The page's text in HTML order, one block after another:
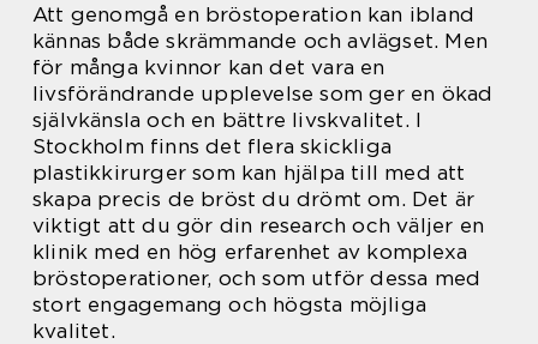
Att genomgå en bröstoperation kan ibland
kännas både skrämmande och avlägset. Men
för många kvinnor kan det vara en
livsförändrande upplevelse som ger en ökad
självkänsla och en bättre livskvalitet. I
Stockholm finns det flera skickliga
plastikkirurger som kan hjälpa till med att
skapa precis de bröst du drömt om. Det är
viktigt att du gör din research och väljer en
klinik med en hög erfarenhet av komplexa
bröstoperationer, och som utför dessa med
stort engagemang och högsta möjliga
kvalitet.